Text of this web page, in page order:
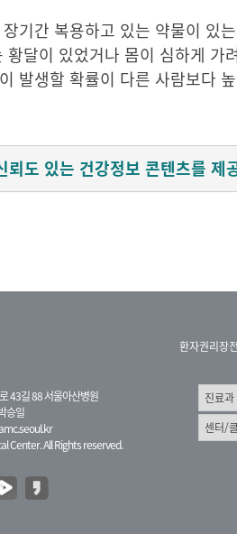
기간 복용하고 있는 약물이 있
황달이 있었거나 몸이 심하게
발생할 확률이 다른 사람보다
뢰도 있는 건강정보 콘텐츠를 제
43길 88 서울아산병원
승일
Center. All Rights reserved.
환자권리장전